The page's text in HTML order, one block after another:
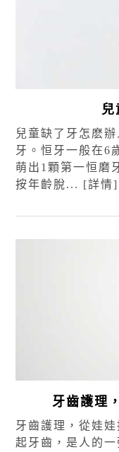
兒
兒童缺了牙怎麽
牙。恒牙一般在6
萌出1顆第一恒磨
按年齡脫... [詳情]
牙齒護理
牙齒護理，從娃
起牙齒，是人的